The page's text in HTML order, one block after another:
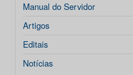
Manual do Servidor
Artigos
Editais
Notícias